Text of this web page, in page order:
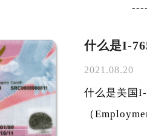
什么是I-
2021.08.20
什么是美国
（